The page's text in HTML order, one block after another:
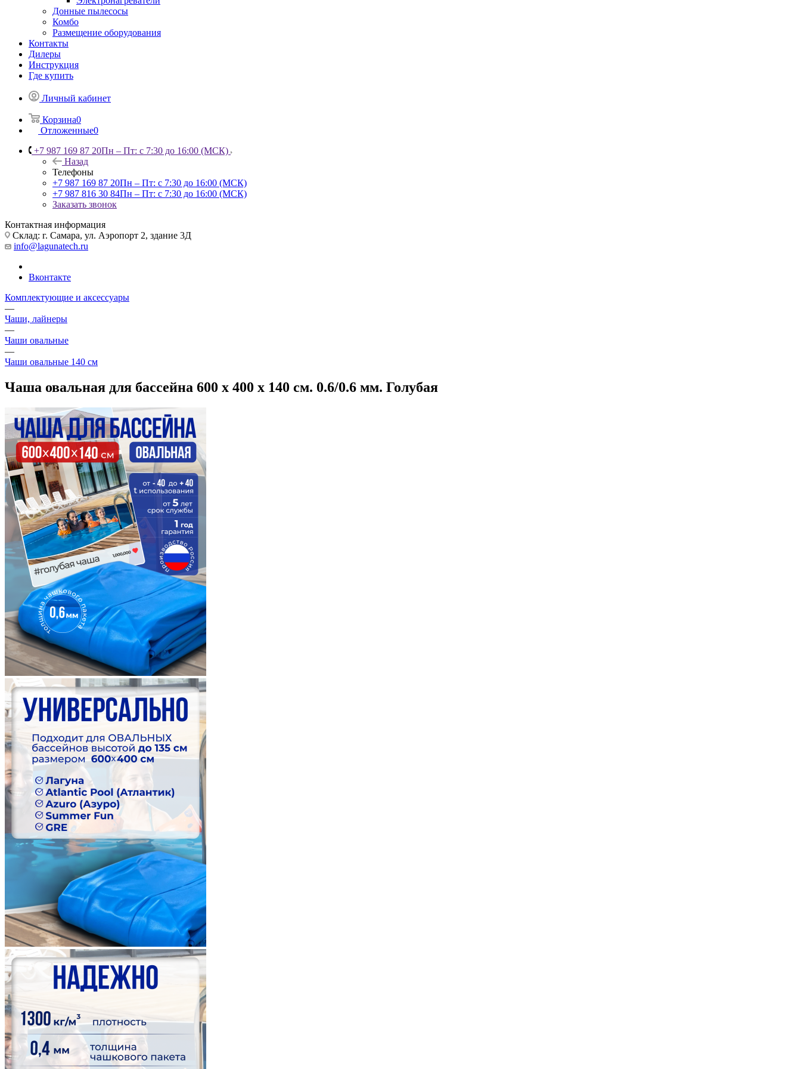
Донные пылесосы
Комбо
Размещение оборудования
Контакты
Дилеры
Инструкция
Где купить
Личный кабинет
Корзина0
Отложенные0
+7 987 169 87 20Пн – Пт: с 7:30 до 16:00 (МСК)
Назад
Телефоны
+7 987 169 87 20Пн – Пт: с 7:30 до 16:00 (МСК)
+7 987 816 30 84Пн – Пт: с 7:30 до 16:00 (МСК)
Заказать звонок
Контактная информация
Склад: г. Самара, ул. Аэропорт 2, здание 3Д
info@lagunatech.ru
Вконтакте
Комплектующие и аксессуары
—
Чаши, лайнеры
—
Чаши овальные
—
Чаши овальные 140 см
Чаша овальная для бассейна 600 х 400 х 140 см. 0.6/0.6 мм. Голубая